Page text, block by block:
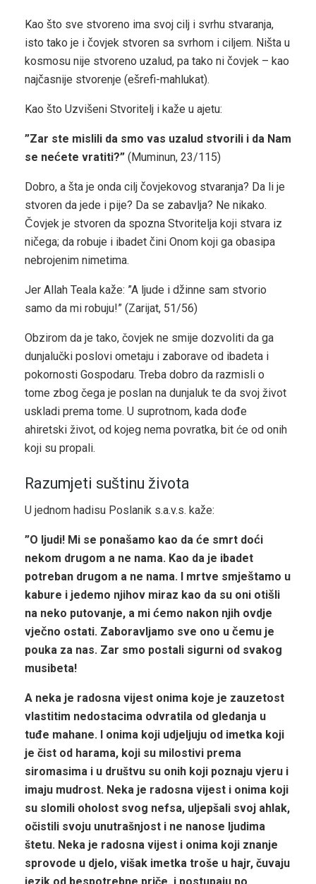
Kao što sve stvoreno ima svoj cilj i svrhu stvaranja,
isto tako je i čovjek stvoren sa svrhom i ciljem. Ništa u
kosmosu nije stvoreno uzalud, pa tako ni čovjek – kao
najčasnije stvorenje (ešrefi-mahlukat).
Kao što Uzvišeni Stvoritelj i kaže u ajetu:
”Zar ste mislili da smo vas uzalud stvorili i da Nam
se nećete vratiti?” (Muminun, 23/115)
Dobro, a šta je onda cilj čovjekovog stvaranja? Da li je
stvoren da jede i pije? Da se zabavlja? Ne nikako.
Čovjek je stvoren da spozna Stvoritelja koji stvara iz
ničega; da robuje i ibadet čini Onom koji ga obasipa
nebrojenim nimetima.
Jer Allah Teala kaže: ”A ljude i džinne sam stvorio
samo da mi robuju!” (Zarijat, 51/56)
Obzirom da je tako, čovjek ne smije dozvoliti da ga
dunjalučki poslovi ometaju i zaborave od ibadeta i
pokornosti Gospodaru. Treba dobro da razmisli o
tome zbog čega je poslan na dunjaluk te da svoj život
uskladi prema tome. U suprotnom, kada dođe
ahiretski život, od kojeg nema povratka, bit će od onih
koji su propali.
Razumjeti suštinu života
U jednom hadisu Poslanik s.a.v.s. kaže:
”O ljudi! Mi se ponašamo kao da će smrt doći
nekom drugom a ne nama. Kao da je ibadet
potreban drugom a ne nama. I mrtve smještamo u
kabure i jedemo njihov miraz kao da su oni otišli
na neko putovanje, a mi ćemo nakon njih ovdje
vječno ostati. Zaboravljamo sve ono u čemu je
pouka za nas. Zar smo postali sigurni od svakog
musibeta!
A neka je radosna vijest onima koje je zauzetost
vlastitim nedostacima odvratila od gledanja u
tuđe mahane. I onima koji udjeljuju od imetka koji
je čist od harama, koji su milostivi prema
siromasima i u društvu su onih koji poznaju vjeru i
imaju mudrost. Neka je radosna vijest i onima koji
su slomili oholost svog nefsa, uljepšali svoj ahlak,
očistili svoju unutrašnjost i ne nanose ljudima
štetu. Neka je radosna vijest i onima koji znanje
sprovode u djelo, višak imetka troše u hajr, čuvaju